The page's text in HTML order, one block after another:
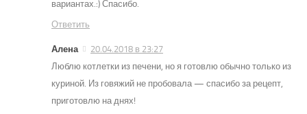
вариантах.:) Спасибо.
Ответить
Алена
20.04.2018 в 23:27
Люблю котлетки из печени, но я готовлю обычно только из
куриной. Из говяжий не пробовала — спасибо за рецепт,
приготовлю на днях!